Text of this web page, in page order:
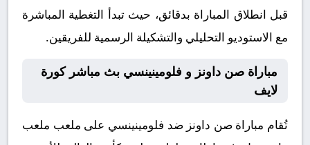
قبل انطلاق المباراة بدقائق، حيث تبدأ التغطية المباشرة
مع الاستوديو التحليلي والتشكيلة الرسمية للفريقين.
مباراة صن داونز و فلومينينسي بث مباشر كورة
لايف
تُقام مباراة صن داونز ضد فلومينينسي على ملعب ملعب